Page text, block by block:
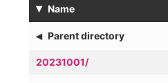
▾ Name
◂ Parent directory
20231001/